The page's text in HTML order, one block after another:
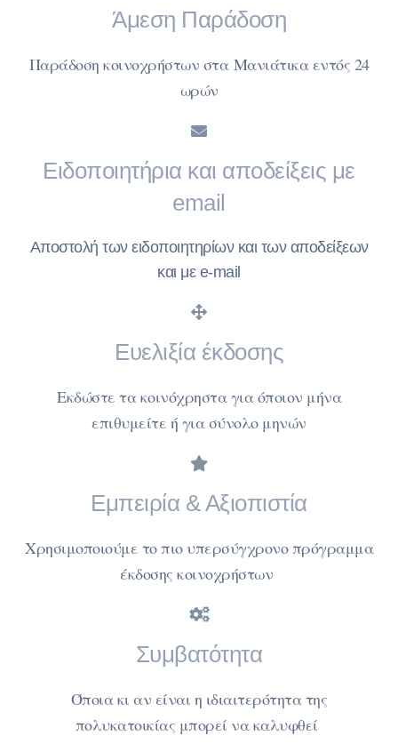
Άμεση Παράδοση
Παράδοση κοινοχρήστων στα Μανιάτικα εντός 24
ωρών
Ειδοποιητήρια και αποδείξεις με
email
Αποστολή των ειδοποιητηρίων και των αποδείξεων
και με e-mail
Ευελιξία έκδοσης
Εκδώστε τα κοινόχρηστα για όποιον μήνα
επιθυμείτε ή για σύνολο μηνών
Εμπειρία & Αξιοπιστία
Χρησιμοποιούμε το πιο υπερσύγχρονο πρόγραμμα
έκδοσης κοινοχρήστων
Συμβατότητα
Όποια κι αν είναι η ιδιαιτερότητα της
πολυκατοικίας μπορεί να καλυφθεί